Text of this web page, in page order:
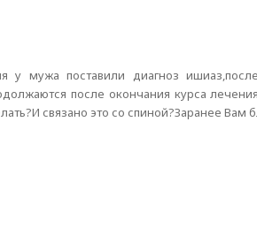
у мужа поставили диагноз
после окончания курса
связано это со спиной?Заранее Вам